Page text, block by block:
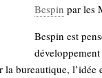
Bespin par les
Bespin est
bureautique, l’idée